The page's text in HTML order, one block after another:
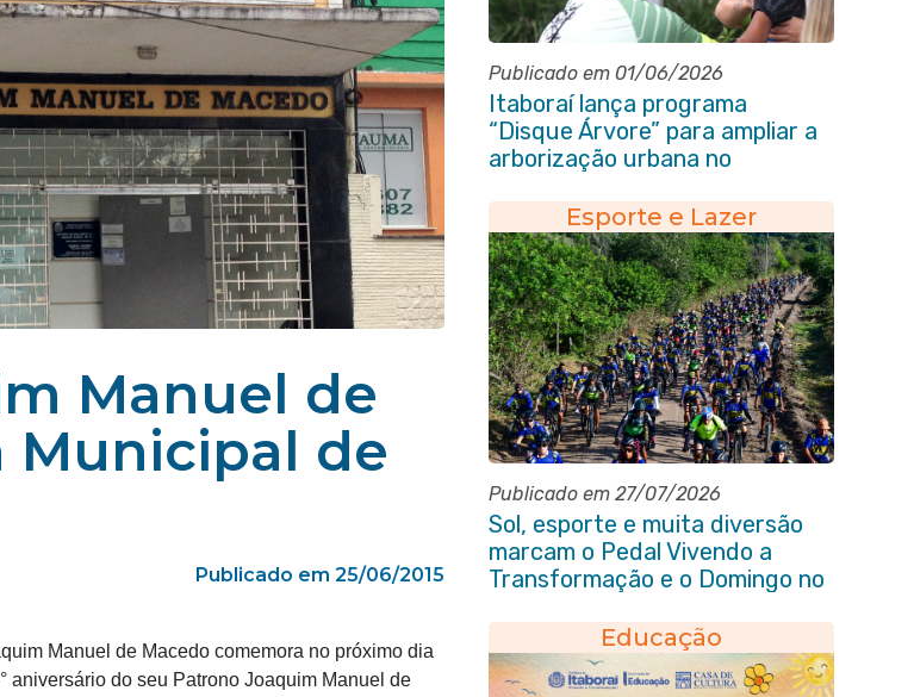
Manuel de
Municipal de
Publicado em 25/06/2015
Manuel de Macedo comemora no próximo dia
aniversário do seu Patrono Joaquim Manuel de
Publicado em 01/06/2026
Itaboraí lança programa
“Disque Árvore” para ampliar a
arborização urbana no
Esporte e Lazer
Publicado em 27/07/2026
Sol, esporte e muita diversão
marcam o Pedal Vivendo a
Transformação e o Domingo no
Educação